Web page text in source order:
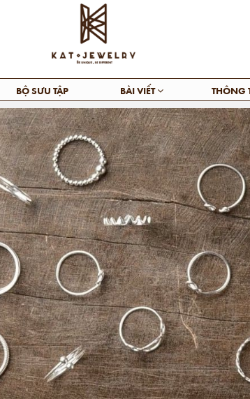
BỘ SƯU TẬP BÀI VIẾT THÔNG